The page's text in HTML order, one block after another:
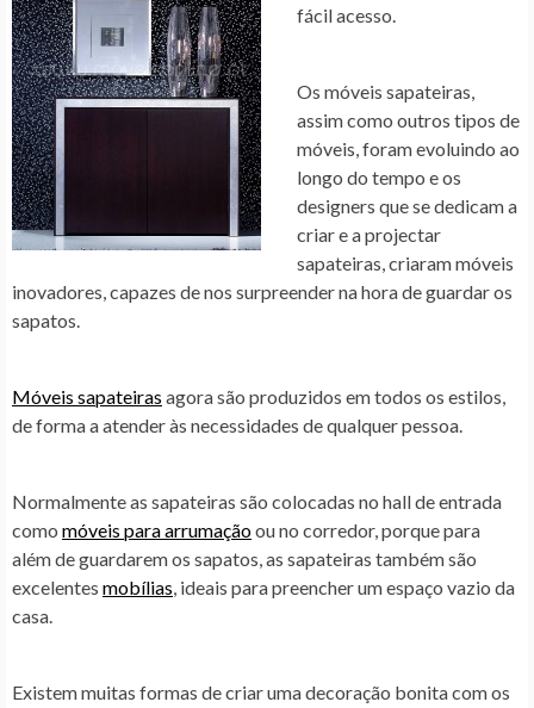
fácil acesso.
Os móveis sapateiras,
assim como outros tipos de
móveis, foram evoluindo ao
longo do tempo e os
designers que se dedicam a
criar e a projectar
sapateiras, criaram móveis
inovadores, capazes de nos surpreender na hora de guardar os
sapatos.
Móveis sapateiras agora são produzidos em todos os estilos,
de forma a atender às necessidades de qualquer pessoa.
Normalmente as sapateiras são colocadas no hall de entrada
como móveis para arrumaçãoou no corredor, porque para
além de guardarem os sapatos, as sapateiras também são
excelentes mobílias, ideais para preencher um espaço vazio da
casa.
Existem muitas formas de criar uma decoração bonita com os